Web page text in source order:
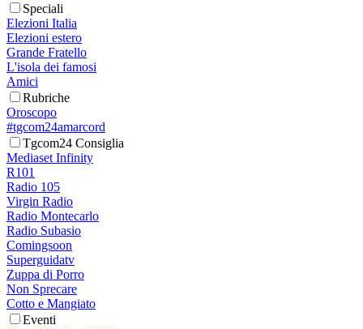
Speciali
Elezioni Italia
Elezioni estero
Grande Fratello
L'isola dei famosi
Amici
Rubriche
Oroscopo
#tgcom24amarcord
Tgcom24 Consiglia
Mediaset Infinity
R101
Radio 105
Virgin Radio
Radio Montecarlo
Radio Subasio
Comingsoon
Superguidatv
Zuppa di Porro
Non Sprecare
Cotto e Mangiato
Eventi